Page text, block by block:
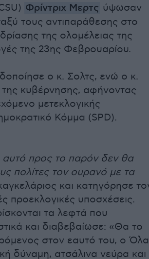
Φρίντριχ Μερτς ύψωσαν
τους αντιπαράθεσης στο
της ολομέλειας της
της 23ης Φεβρουαρίου.
ο κ. Σολτς, ενώ ο κ.
της κυβέρνησης, αφήνοντας
μετεκλογικής
Κόμμα (SPD).
αυτό προς το παρόν δεν θα
πολίτες τον ουρανό με τα
και κατηγόρησε
προεκλογικές υποσχέσεις.
τα λεφτά που
και διαβεβαίωσε: «Θα το
στον εαυτό του, ο
δύναμη, ατσάλινα νεύρα και